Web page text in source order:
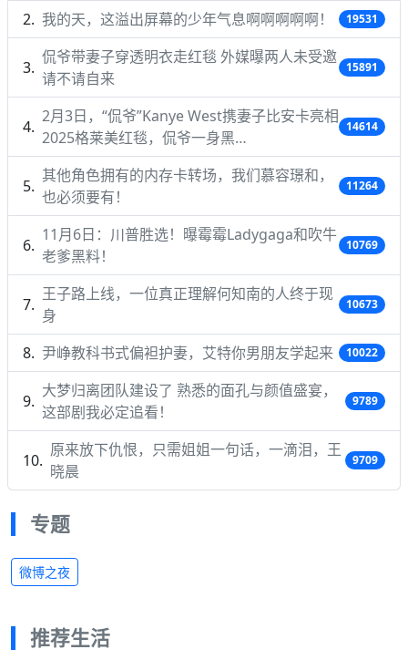
我的天，这溢出屏幕的少年气息啊啊啊啊啊！ 19531
侃爷带妻子穿透明衣走红毯 外媒曝两人未受邀
请不请自来
15891
2月3日，“侃爷”Kanye West携妻子比安卡亮相
2025格莱美红毯，侃爷一身黑…
14614
其他角色拥有的内存卡转场，我们慕容璟和，
也必须要有！
11264
11月6日：川普胜选！曝霉霉Ladygaga和吹牛
老爹黑料！
10769
王子路上线，一位真正理解何知南的人终于现
身
10673
尹峥教科书式偏袒护妻，艾特你男朋友学起来 10022
大梦归离团队建设了 熟悉的面孔与颜值盛宴，
这部剧我必定追看！
9789
原来放下仇恨，只需姐姐一句话，一滴泪，王
晓晨
9709
专题
微博之夜
推荐生活